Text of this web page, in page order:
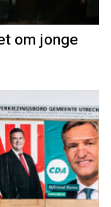
om jonge